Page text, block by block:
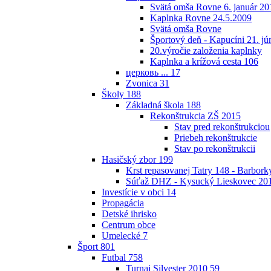
Svätá omša Rovne 6. január
Kaplnka Rovne 24.5.2009
Svätá omša Rovne
Športový deň - Kapucíni 21.
20.výročie založenia kaplnky
Kaplnka a krížová cesta 106
церковь ... 17
Zvonica 31
Školy 188
Základná škola 188
Rekonštrukcia ZŠ 2015
Stav pred rekonštrukciou
Priebeh rekonštrukcie
Stav po rekonštrukcii
Hasičský zbor 199
Krst repasovanej Tatry 148 -
Súťaž DHZ - Kysucký Lieskovec
Investície v obci 14
Propagácia
Detské ihrisko
Centrum obce
Umelecké 7
Šport 801
Futbal 758
Turnaj Silvester 2010 59